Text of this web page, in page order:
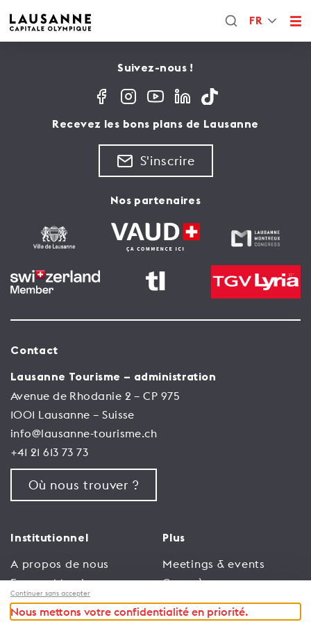
FR
Suivez-nous !
Recevez les bons plans de Lausanne
S'inscrire
Nos partenaires
Contact
Lausanne Tourisme – administration
Avenue de Rhodanie 2 – CP 975
1001 Lausanne – Suisse
info@lausanne-tourisme.ch
+41 21 613 73 73
Où nous trouver ?
Institutionnel
A propos de nous
Espace Membres
Emploi
Plus
Meetings & events
Congrès
Trade
Continuer sans accepter
Nous mettons votre confidentialité en priorité.